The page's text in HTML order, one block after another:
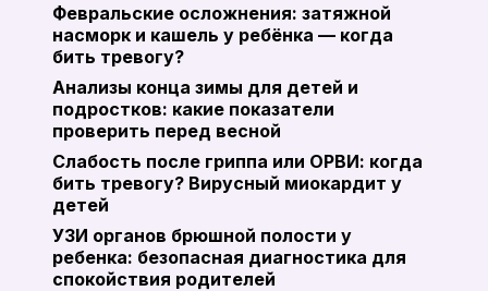
Февральские осложнения: затяжной
насморк и кашель у ребёнка — когда
бить тревогу?
Анализы конца зимы для детей и
подростков: какие показатели
проверить перед весной
Слабость после гриппа или ОРВИ: когда
бить тревогу? Вирусный миокардит у
детей
УЗИ органов брюшной полости у
ребенка: безопасная диагностика для
спокойствия родителей